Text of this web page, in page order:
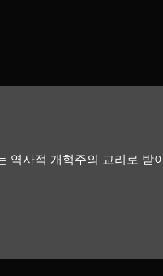
역사적 개혁주의 교리로 받